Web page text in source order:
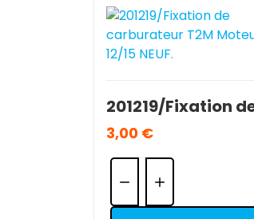
3,00 €
Quantité: